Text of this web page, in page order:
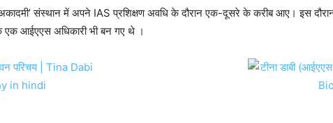
अकादमी’ संस्थान में अपने IAS प्रशिक्षण अवधि के दौरान एक-दूसरे के करीब आए। इस
एक आईएएस अधिकारी भी बन गए थे ।